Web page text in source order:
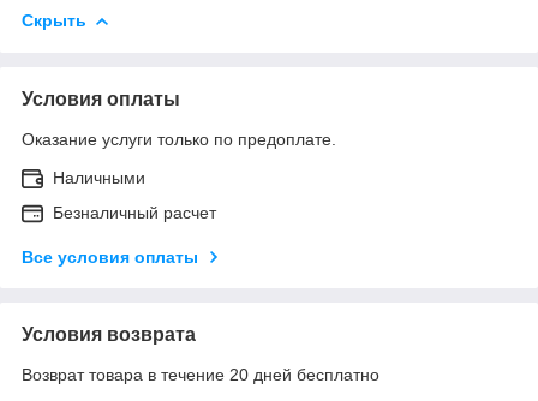
Скрыть
Условия оплаты
Оказание услуги только по предоплате.
Наличными
Безналичный расчет
Все условия оплаты
Условия возврата
Возврат товара в течение 20 дней бесплатно